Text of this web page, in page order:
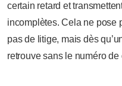
certain retard et
incomplètes. Cela ne pose
pas de litige, mais dès
retrouve sans le numéro de